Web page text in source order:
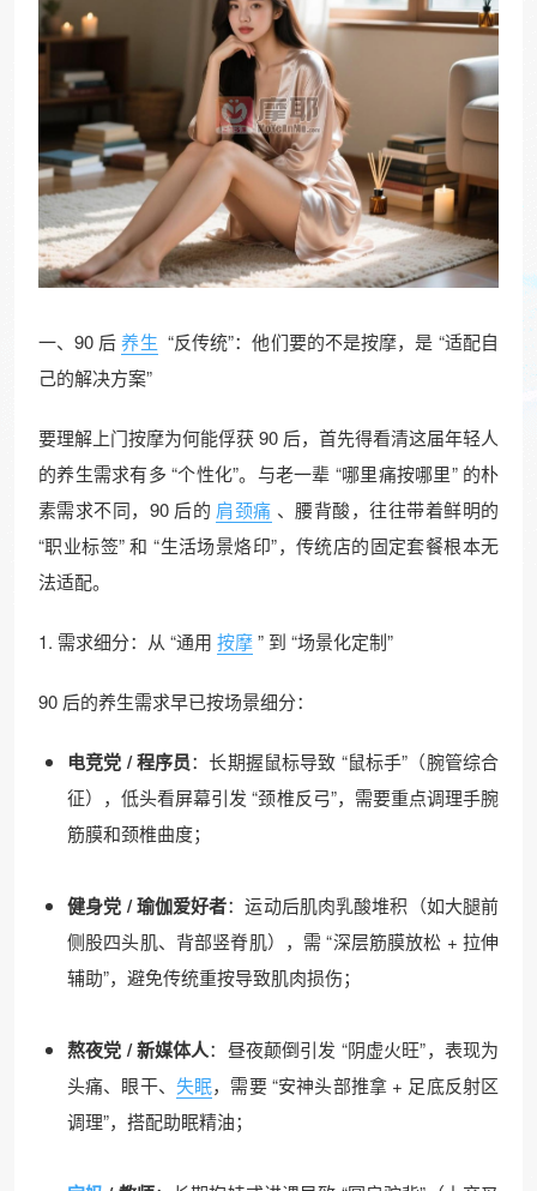
一、90 后 养生 “反传统”：他们要的不是按摩，是 “适配自
己的解决方案”​
要理解上门按摩为何能俘获 90 后，首先得看清这届年轻人
的养生需求有多 “个性化”。与老一辈 “哪里痛按哪里” 的朴
素需求不同，90 后的 肩颈痛 、腰背酸，往往带着鲜明的
“职业标签” 和 “生活场景烙印”，传统店的固定套餐根本无
法适配。​
1. 需求细分：从 “通用 按摩” 到 “场景化定制”​
90 后的养生需求早已按场景细分：​
电竞党 / 程序员：长期握鼠标导致 “鼠标手”（腕管综合
征），低头看屏幕引发 “颈椎反弓”，需要重点调理手腕
筋膜和颈椎曲度；​
健身党 / 瑜伽爱好者：运动后肌肉乳酸堆积（如大腿前
侧股四头肌、背部竖脊肌），需 “深层筋膜放松 + 拉伸
辅助”，避免传统重按导致肌肉损伤；​
熬夜党 / 新媒体人：昼夜颠倒引发 “阴虚火旺”，表现为
头痛、眼干、 失眠，需要 “安神头部推拿 + 足底反射区
调理”，搭配助眠精油；​